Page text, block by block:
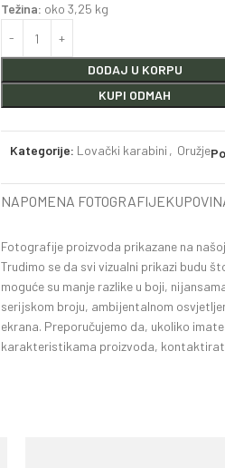
Težina: oko 3,25 kg
DODAJ U KORPU
KUPI ODMAH
Kategorije: Lovački karabini , Oružje
NAPOMENA FOTOGRAFIJE
Fotografije proizvoda prikazane na
Trudimo se da svi vizualni prikazi budu
moguće su manje razlike u boji,
serijskom broju, ambijentalnom
ekrana. Preporučujemo da, ukoliko
karakteristikama proizvoda,